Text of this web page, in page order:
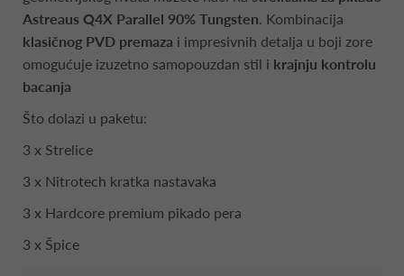
Astreaus Q4X Parallel 90% Tungsten. Kombinacija
klasičnog PVD premaza i impresivnih detalja u boji zore
omogućuje izuzetno samopouzdan stil i krajnju kontrolu
bacanja
Što dolazi u paketu:
3 x Strelice
3 x Nitrotech kratka nastavaka
3 x Hardcore premium pikado pera
3 x Špice